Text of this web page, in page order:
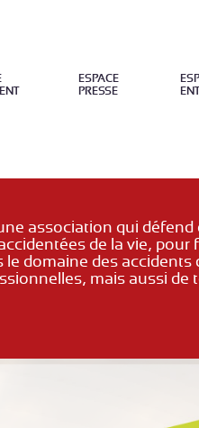
ESPACE
PRESSE
association qui
de la vie, pour
le domaine des accidents
mais aussi de